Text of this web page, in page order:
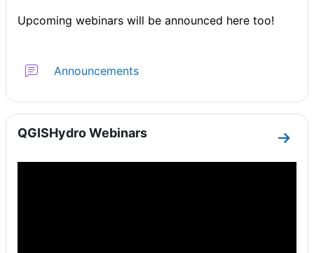
Upcoming webinars will be announced here too!
Announcements
QGISHydro Webinars
Aller